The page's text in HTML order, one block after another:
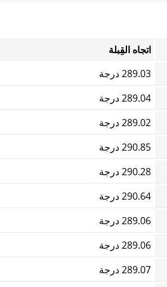
اتجاه القِبلة
289.03 درجة
289.04 درجة
289.02 درجة
290.85 درجة
290.28 درجة
290.64 درجة
289.06 درجة
289.06 درجة
289.07 درجة